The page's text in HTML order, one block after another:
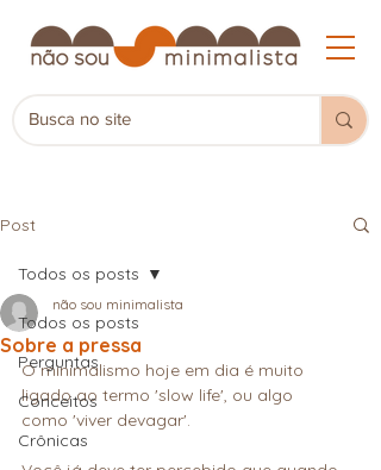
Post
Todos os posts
Perguntas
Conceitos
Crônicas
Todos os posts
Sobre a pressa
não sou minimalista
O minimalismo hoje em dia é muito
ligado ao termo 'slow life', ou algo
como 'viver devagar'.